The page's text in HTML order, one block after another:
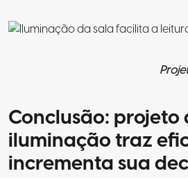
Conclusão: projeto
iluminação traz
incrementa sua